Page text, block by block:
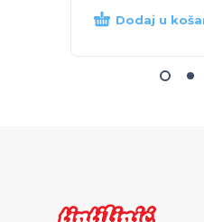
Dodaj u